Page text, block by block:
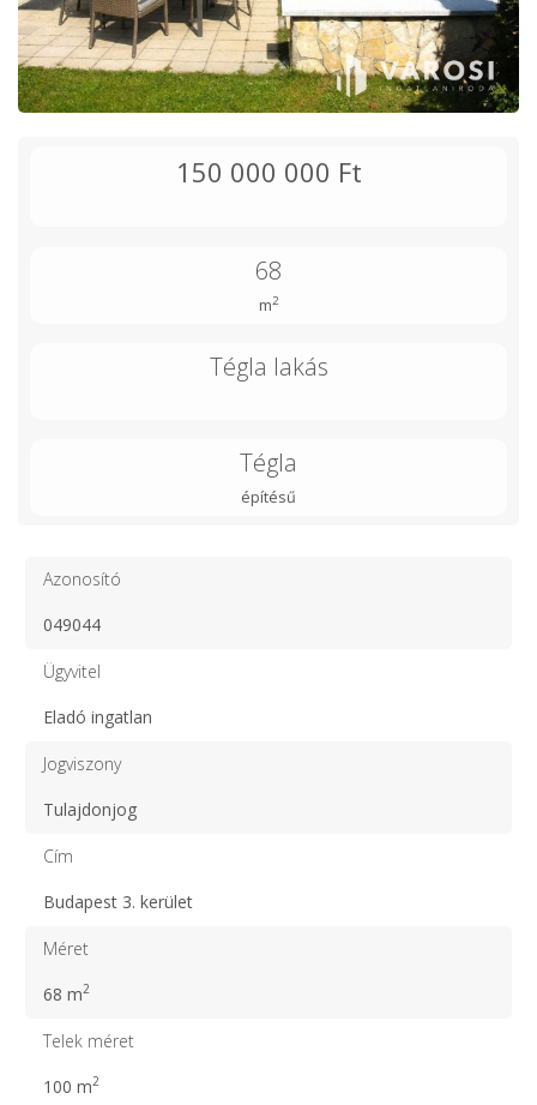
150 000 000 Ft
68
m2
Tégla lakás
Tégla
építésű
Azonosító
049044
Ügyvitel
Eladó ingatlan
Jogviszony
Tulajdonjog
Cím
Budapest 3. kerület
Méret
68 m2
Telek méret
100 m2